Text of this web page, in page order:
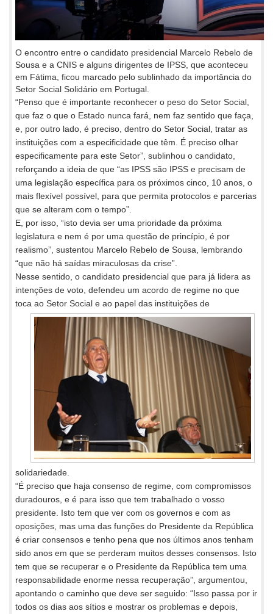
O encontro entre o candidato presidencial Marcelo Rebelo de
Sousa e a CNIS e alguns dirigentes de IPSS, que aconteceu
em Fátima, ficou marcado pelo sublinhado da importância do
Setor Social Solidário em Portugal.
“Penso que é importante reconhecer o peso do Setor Social,
que faz o que o Estado nunca fará, nem faz sentido que faça,
e, por outro lado, é preciso, dentro do Setor Social, tratar as
instituições com a especificidade que têm. É preciso olhar
especificamente para este Setor”, sublinhou o candidato,
reforçando a ideia de que “as IPSS são IPSS e precisam de
uma legislação específica para os próximos cinco, 10 anos, o
mais flexível possível, para que permita protocolos e parcerias
que se alteram com o tempo”.
E, por isso, “isto devia ser uma prioridade da próxima
legislatura e nem é por uma questão de princípio, é por
realismo”, sustentou Marcelo Rebelo de Sousa, lembrando
“que não há saídas miraculosas da crise”.
Nesse sentido, o candidato presidencial que para já lidera as
intenções de voto, defendeu um acordo de regime no que
toca ao Setor Social e ao papel das instituições de
solidariedade.
“É preciso que haja consenso de regime, com compromissos
duradouros, e é para isso que tem trabalhado o vosso
presidente. Isto tem que ver com os governos e com as
oposições, mas uma das funções do Presidente da República
é criar consensos e tenho pena que nos últimos anos tenham
sido anos em que se perderam muitos desses consensos. Isto
tem que se recuperar e o Presidente da República tem uma
responsabilidade enorme nessa recuperação”, argumentou,
apontando o caminho que deve ser seguido: “Isso passa por ir
todos os dias aos sítios e mostrar os problemas e depois,